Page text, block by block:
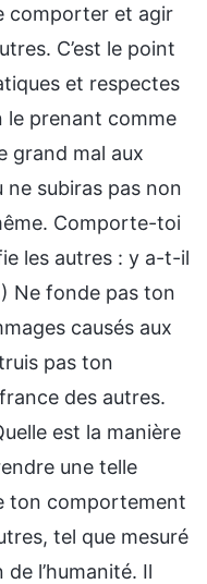
comporter et agir
C’est le point
et respectes
le prenant comme
grand mal aux
ne subiras pas non
Comporte-toi
les autres : y a-t-il
Ne fonde pas ton
causés aux
pas ton
des autres.
est la manière
une telle
ton comportement
tel que mesuré
l’humanité. Il